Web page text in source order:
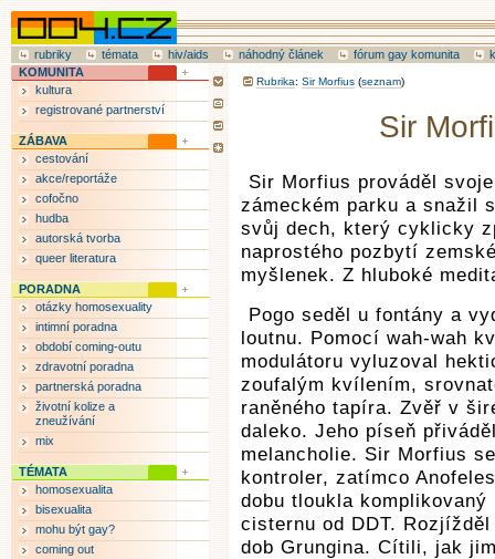
rubriky témata hiv/aids náhodný článek fórum gay komunita
Rubrika: Sir Morfius (seznam)
Sir
Sir Morfius prováděl
zámeckém parku a snažil
svůj dech, který cyklicky
naprostého pozbytí
myšlenek. Z hluboké
Pogo seděl u fontány a
loutnu. Pomocí wah-wah
modulátoru vyluzoval
zoufalým kvílením,
raněného tapíra. Zvěř v
daleko. Jeho píseň
melancholie. Sir Morfius
kontroler, zatímco
dobu tloukla
cisternu od DDT.
dob Grungina. Cítili, jak
KOMUNITA
kultura
registrované partnerství
ZÁBAVA
cestování
akce/reportáže
cofočno
hudba
autorská tvorba
queer literatura
PORADNA
otázky homosexuality
intimní poradna
období coming-outu
zdravotní poradna
partnerská poradna
životní kolize a
zneužívání
mix
TÉMATA
homosexualita
bisexualita
mohu být gay?
coming out